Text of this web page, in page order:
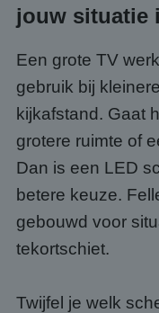
jouw situatie
Een grote TV
gebruik bij
kijkafstand. Gaat
grotere ruimte of
Dan is een LED
betere keuze.
gebouwd voor
tekortschiet.
Twijfel je welk